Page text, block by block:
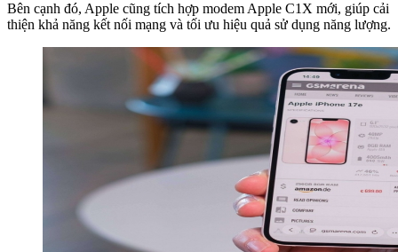
Bên cạnh đó, Apple cũng tích hợp modem Apple C1X mới, giúp cải
thiện khả năng kết nối mạng và tối ưu hiệu quả sử dụng năng lượng.